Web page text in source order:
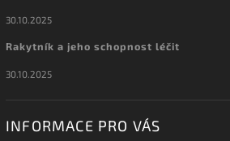
30.10.2025
Rakytník a jeho schopnost léčit
30.10.2025
INFORMACE PRO VÁS